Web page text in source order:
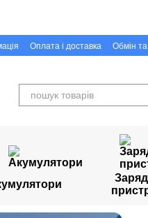
Оплата і доставка
Обмін